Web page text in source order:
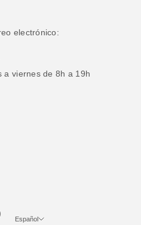
electrónico:
a viernes de 8h a 19h
Español